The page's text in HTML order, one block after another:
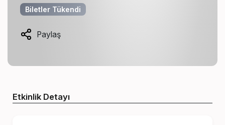
Biletler Tükendi
Paylaş
Etkinlik Detayı